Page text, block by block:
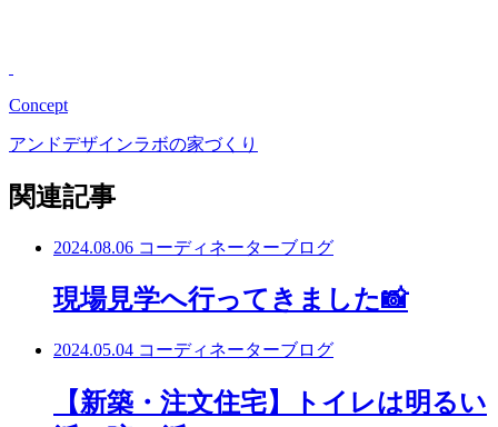
Concept
アンドデザインラボの家づくり
関連記事
2024.08.06 コーディネーターブログ
現場見学へ行ってきました📸
2024.05.04 コーディネーターブログ
【新築・注文住宅】トイレは明るい